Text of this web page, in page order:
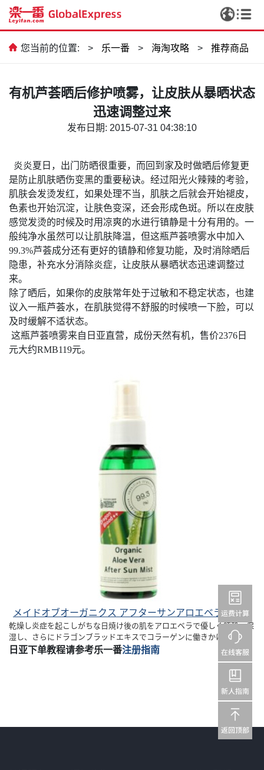
您当前的位置: > 乐一番 > 海淘攻略 > 推荐商品
有机芦荟晒后修护喷雾，让皮肤从暴晒状态
迅速调整过来
发布日期: 2015-07-31 04:38:10
炎炎夏日，出门防晒很重要，而回到家及时做晒后修复更
是防止肌肤晒伤变黑的重要秘诀。经过阳光火辣辣的考验，
肌肤会发烫发红，如果处理不当，肌肤之后就会开始褪皮，
色素也开始沉淀，让肤色变深，还会形成色斑。所以在皮肤
感觉发烫的时候及时用凉爽的水进行镇静是十分有用的。一
般纯净水虽然可以让肌肤降温，但这瓶芦荟喷雾水中加入
99.3%芦荟成分还有更好的镇静和修复功能，及时消除晒后
隐患，补充水分消除炎症，让皮肤从暴晒状态迅速调整过
来。
除了晒后，如果你的皮肤常年处于过敏和不稳定状态，也建
议入一瓶芦荟水，在肌肤觉得不舒服的时候喷一下脸，可以
及时缓解不适状态。
这瓶芦荟喷雾来自日亚直营，成份天然有机，售价2376日
元大约RMB119元。
メイドオブオーガニクス アフターサンアロエベラミスト
乾燥し炎症を起こしがちな日焼け後の肌をアロエベラで優しく鎮静・保
湿し、さらにドラゴンブラッドエキスでコラーゲンに働きかけます。
日亚下单教程请参考乐一番注册指南